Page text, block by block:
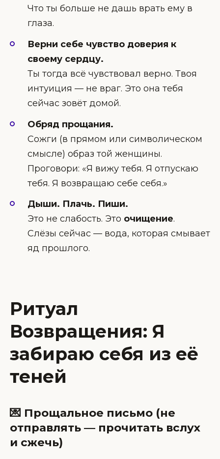
Что ты больше не дашь врать ему в
глаза.
Верни себе чувство доверия к
своему сердцу.
Ты тогда всё чувствовал верно. Твоя
интуиция — не враг. Это она тебя
сейчас зовёт домой.
Обряд прощания.
Сожги (в прямом или символическом
смысле) образ той женщины.
Проговори: «Я вижу тебя. Я отпускаю
тебя. Я возвращаю себе себя.»
Дыши. Плачь. Пиши.
Это не слабость. Это очищение.
Слёзы сейчас — вода, которая смывает
яд прошлого.
Ритуал
Возвращения: Я
забираю себя из её
теней
💌 Прощальное письмо (не
отправлять — прочитать вслух
и сжечь)